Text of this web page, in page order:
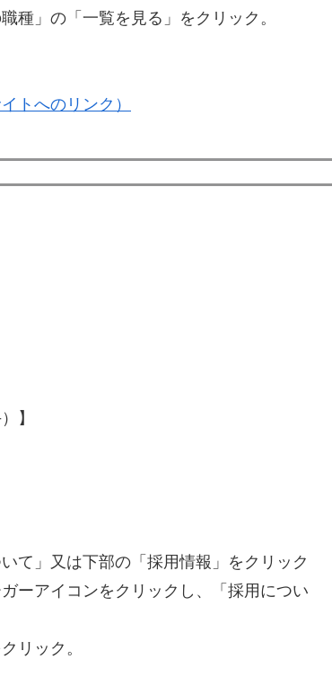
種」の「一覧を見る」をクリック。
トへのリンク）
】
て」又は下部の「採用情報」をクリック
ーアイコンをクリックし、「採用につい
リック。